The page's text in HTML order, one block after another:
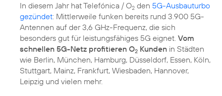
In diesem Jahr hat Telefónica / O2 den 5G-Ausbauturbo
gezündet: Mittlerweile funken bereits rund 3.900 5G-
Antennen auf der 3,6 GHz-Frequenz, die sich
besonders gut für leistungsfähiges 5G eignet. Vom
schnellen 5G-Netz profitieren O2 Kunden in Städten
wie Berlin, München, Hamburg, Düsseldorf, Essen, Köln,
Stuttgart, Mainz, Frankfurt, Wiesbaden, Hannover,
Leipzig und vielen mehr.